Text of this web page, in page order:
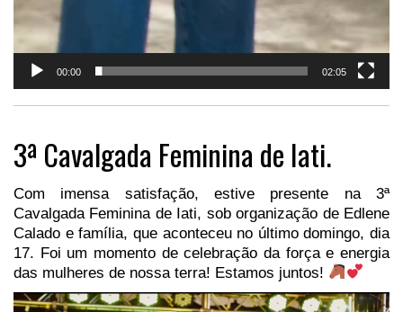
00:00 02:05
3ª Cavalgada Feminina de Iati.
Com imensa satisfação, estive presente na 3ª
Cavalgada Feminina de Iati, sob organização de Edlene
Calado e família, que aconteceu no último domingo, dia
17. Foi um momento de celebração da força e energia
das mulheres de nossa terra! Estamos juntos!